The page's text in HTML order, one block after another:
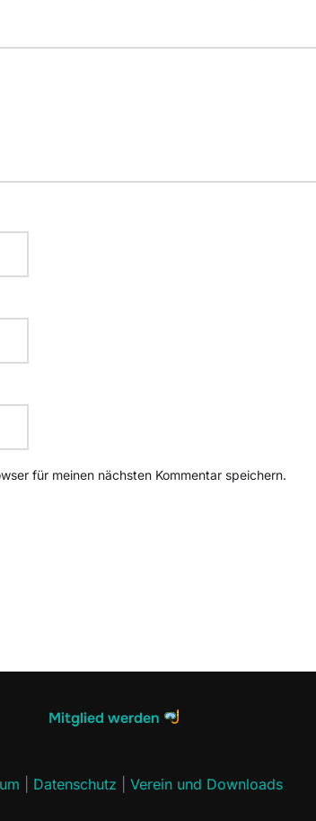
für meinen nächsten Kommentar speichern.
Mitglied werden
Datenschutz Verein und Downloads